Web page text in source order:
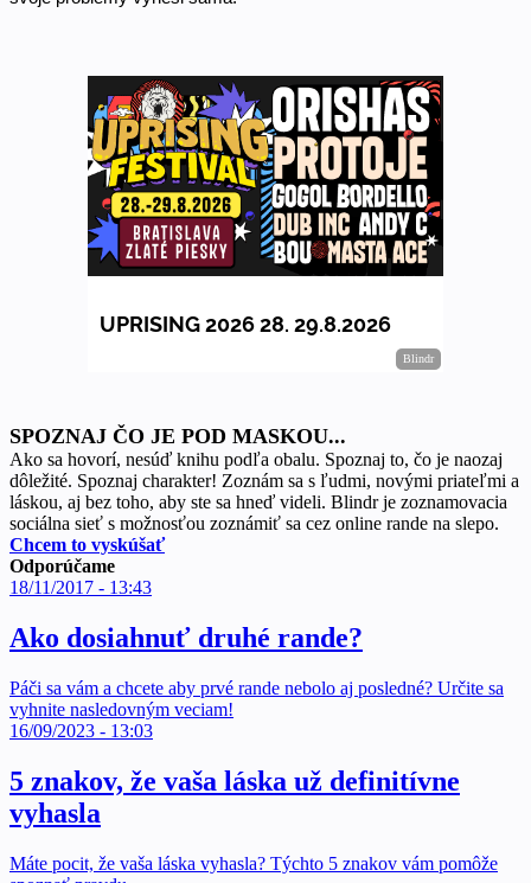
SPOZNAJ ČO JE POD MASKOU...
Ako sa hovorí, nesúď knihu podľa obalu. Spoznaj to, čo je naozaj
dôležité. Spoznaj charakter! Zoznám sa s ľudmi, novými priateľmi a
láskou, aj bez toho, aby ste sa hneď videli. Blindr je zoznamovacia
sociálna sieť s možnosťou zoznámiť sa cez online rande na slepo.
Chcem to vyskúšať
Odporúčame
18/11/2017 - 13:43
Ako dosiahnuť druhé rande?
Páči sa vám a chcete aby prvé rande nebolo aj posledné? Určite sa
vyhnite nasledovným veciam!
16/09/2023 - 13:03
5 znakov, že vaša láska už definitívne
vyhasla
Máte pocit, že vaša láska vyhasla? Týchto 5 znakov vám pomôže